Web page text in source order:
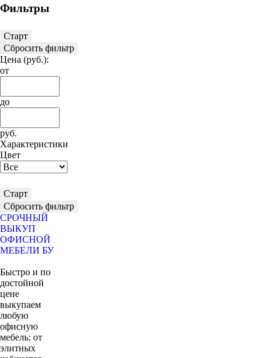
Фильтры
Старт
Сбросить фильтр
Цена (руб.):
от
до
руб.
Характеристики
Цвет
Старт
Сбросить фильтр
СРОЧНЫЙ
ВЫКУП
ОФИСНОЙ
МЕБЕЛИ БУ
Быстро и по
достойной
цене
выкупаем
любую
офисную
мебель: от
элитных